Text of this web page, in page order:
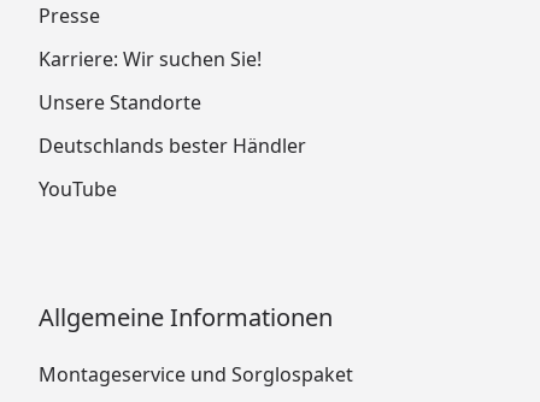
Presse
Karriere: Wir suchen Sie!
Unsere Standorte
Deutschlands bester Händler
YouTube
Allgemeine Informationen
Montageservice und Sorglospaket